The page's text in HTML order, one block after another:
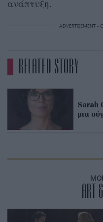
ανάπτυξη.
ADVERTISEMENT -
RELATED STORY
Sarah
μια
ART